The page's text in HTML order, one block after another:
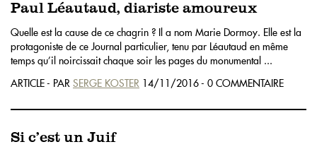
Paul Léautaud, diariste amoureux
Quelle est la cause de ce chagrin ? Il a nom Marie Dormoy. Elle est la
protagoniste de ce Journal particulier, tenu par Léautaud en même
temps qu’il noircissait chaque soir les pages du monumental ...
ARTICLE - PAR SERGE KOSTER 14/11/2016 - 0 COMMENTAIRE
Si c’est un Juif